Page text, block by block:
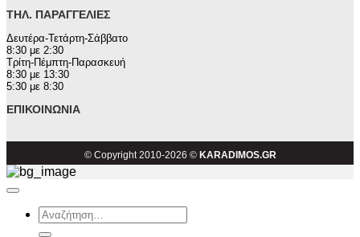
ΤΗΛ. ΠΑΡΑΓΓΕΛΊΕΣ
Δευτέρα-Τετάρτη-Σάββατο
8:30 με 2:30
Τρίτη-Πέμπτη-Παρασκευή
8:30 με 13:30
5:30 με 8:30
ΕΠΙΚΟΙΝΩΝΊΑ
© Copyright 2010-2026 © KARADIMOS.GR
Αναζήτηση
για: